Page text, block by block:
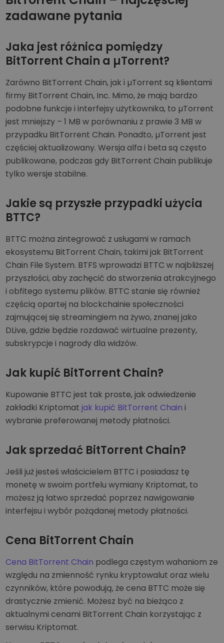
zadawane pytania
Jaka jest różnica pomiędzy
BitTorrent Chain a µTorrent?
Zarówno BitTorrent Chain, jak i µTorrent są klientami
firmy BitTorrent Chain, Inc. Mimo, że mają bardzo
podobne funkcje i interfejsy użytkownika, to µTorrent
jest mniejszy – 1 MB w porównaniu z prawie 3 MB w
przypadku BitTorrent Chain. Ponadto, µTorrent jest
częściej aktualizowany. Wersja alfa i beta są często
publikowane, podczas gdy BitTorrent Chain publikuje
tylko wersje stabilne.
Jakie są przyszłe przypadki użycia
BTTC?
BTTC można zintegrować z usługami w ramach
ekosystemu BitTorrent Chain, takimi jak BitTorrent
Chain File System. BTFS wprowadzi BTTC w najbliższej
przyszłości, aby zachęcić do stworzenia atrakcyjnego
i obfitego systemu plików. BTTC stanie się również
częścią opartej na blockchainie społeczności
zajmującej się streamingiem na żywo, znanej jako
DLive, gdzie będzie rozdawać wirtualne prezenty,
subskrypcje i nagrody dla widzów.
Jak kupić BitTorrent Chain?
Kupowanie BTTC jest tak proste, jak odwiedzenie
zakładki Kriptomatjak kupić BitTorrent Chain i
wybranie preferowanej metody płatności.
Jak sprzedać BitTorrent Chain?
Jeśli już jesteś właścicielem BTTC i posiadasz tę
monetę w swoim portfelu wymiany Kriptomat, to
możesz ją łatwo sprzedać poprzez nawigowanie
interfejsu i wybór pożądanej metody płatności.
Cena BitTorrent Chain
Cena BitTorrent Chain podlega częstym wahaniom ze
względu na zmienność rynku kryptowalut oraz wielu
czynników, które powodują, że cena BTTC może się
drastycznie zmienić. Możesz być na bieżąco z
aktualnymi cenami BitTorrent Chain korzystając z
serwisu Kriptomat.